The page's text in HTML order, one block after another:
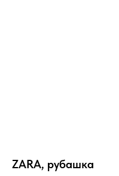
ZARA, рубашка